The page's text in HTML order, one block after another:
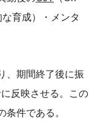
育成）・メンタ
、期間終了後に振
反映させる。この
件である。